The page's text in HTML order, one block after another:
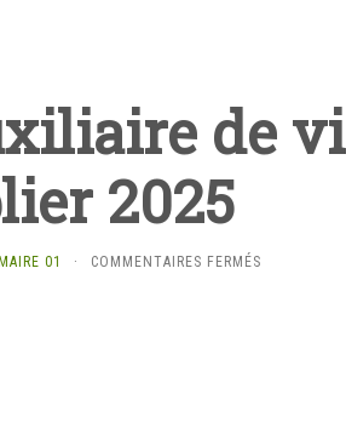
de
2025
MAIRE 01 · COMMENTAIRES FERMÉSSUR